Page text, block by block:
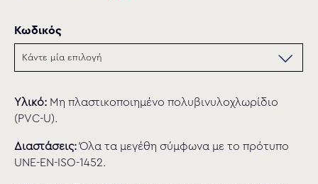
Κωδικός
Υλικό: Μη πλαστικοποιημένο πολυβινυλοχλωρίδιο
(PVC-U).
Διαστάσεις:Όλα τα μεγέθη σύμφωνα με το πρότυπο
UNE-EN-ISO-1452.